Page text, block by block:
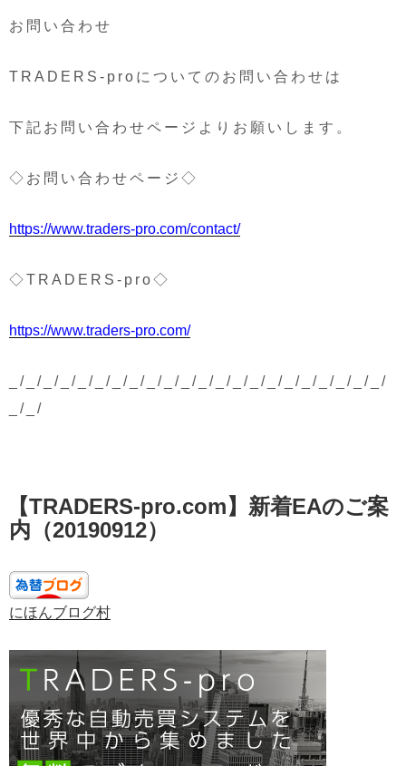
お問い合わせ
TRADERS-proについてのお問い合わせは
下記お問い合わせページよりお願いします。
◇お問い合わせページ◇
https://www.traders-pro.com/contact/
◇TRADERS-pro◇
https://www.traders-pro.com/
_/_/_/_/_/_/_/_/_/_/_/_/_/_/_/_/_/_/_/_/_/_/
_/_/
日:
【TRADERS-pro.com】新着EAのご案
内（20190912）
にほんブログ村